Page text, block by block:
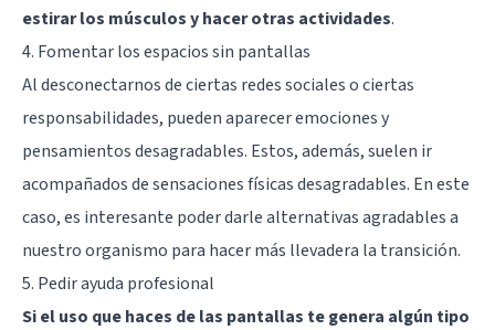
estirar los músculos y hacer otras actividades.
4. Fomentar los espacios sin pantallas
Al desconectarnos de ciertas redes sociales o ciertas
responsabilidades, pueden aparecer emociones y
pensamientos desagradables. Estos, además, suelen ir
acompañados de sensaciones físicas desagradables. En este
caso, es interesante poder darle alternativas agradables a
nuestro organismo para hacer más llevadera la transición.
5. Pedir ayuda profesional
Si el uso que haces de las pantallas te genera algún tipo